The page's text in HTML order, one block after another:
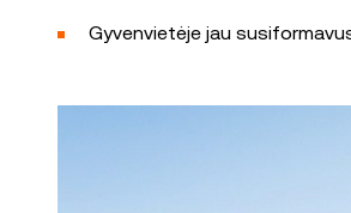
Gyvenvietėje jau